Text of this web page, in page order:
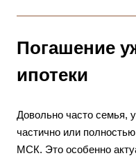
Погашение
ипотеки
Довольно часто семья,
частично или
МСК. Это особенно